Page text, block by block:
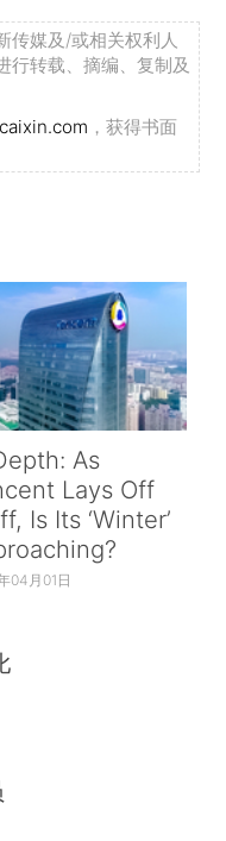
传媒及/或相关权利人
行转载、摘编、复制及
，获得书面
As
Lays Off
Is Its ‘Winter’
04月01日